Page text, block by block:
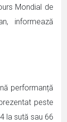
Mondial de
informează
performanță
peste
la sută sau 66